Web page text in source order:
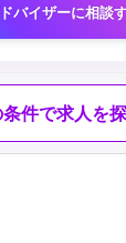
バイザーに相談
件で求人を